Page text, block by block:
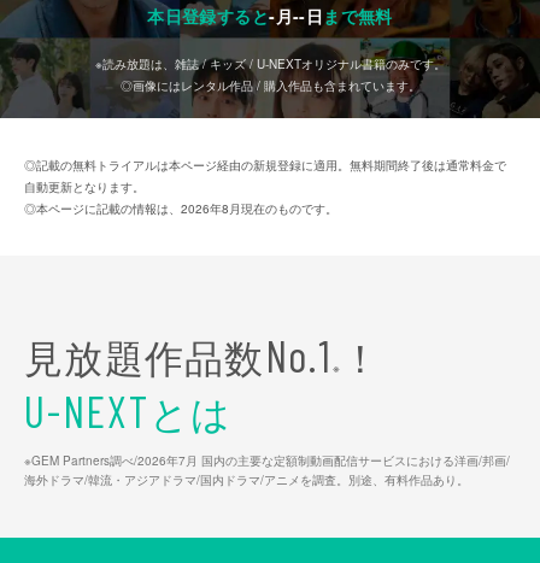
本日登録すると-月--日まで無料
※読み放題は、雑誌 / キッズ / U-NEXTオリジナル書籍のみです。
◎画像にはレンタル作品 / 購入作品も含まれています。
◎記載の無料トライアルは本ページ経由の新規登録に適用。無料期間終了後は通常料金で
自動更新となります。
◎本ページに記載の情報は、2026年8月現在のものです。
見放題作品数No.1 ※ ！
U-NEXTとは
※GEM Partners調べ/2026年7⽉ 国内の主要な定額制動画配信サービスにおける洋画/邦画/
海外ドラマ/韓流・アジアドラマ/国内ドラマ/アニメを調査。別途、有料作品あり。